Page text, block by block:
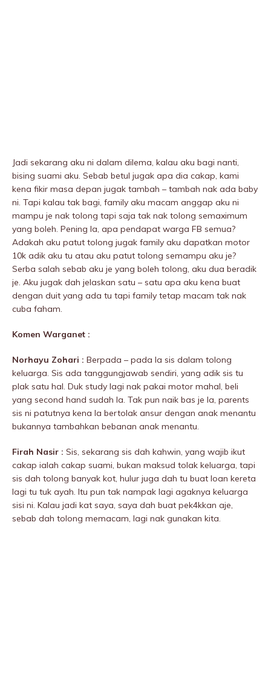
Jadi sekarang aku ni dalam diIema, kalau aku bagi nanti,
bising suami aku. Sebab betul jugak apa dia cakap, kami
kena fikir masa depan jugak tambah – tambah nak ada baby
ni. Tapi kalau tak bagi, family aku macam anggap aku ni
mampu je nak tolong tapi saja tak nak tolong semaximum
yang boleh. Pening la, apa pendapat warga FB semua?
Adakah aku patut tolong jugak family aku dapatkan motor
10k adik aku tu atau aku patut tolong semampu aku je?
Serba salah sebab aku je yang boleh tolong, aku dua beradik
je. Aku jugak dah jelaskan satu – satu apa aku kena buat
dengan duit yang ada tu tapi family tetap macam tak nak
cuba faham.
Komen Warganet :
Norhayu Zohari : Berpada – pada la sis dalam tolong
keluarga. Sis ada tanggungjawab sendiri, yang adik sis tu
plak satu hal. Duk study lagi nak pakai motor mahal, beli
yang second hand sudah la. Tak pun naik bas je la, parents
sis ni patutnya kena la bertolak ansur dengan anak menantu
bukannya tambahkan bebanan anak menantu.
Firah Nasir : Sis, sekarang sis dah kahwin, yang wajib ikut
cakap ialah cakap suami, bukan maksud tolak keluarga, tapi
sis dah tolong banyak kot, hulur juga dah tu buat loan kereta
lagi tu tuk ayah. Itu pun tak nampak lagi agaknya keluarga
sisi ni. Kalau jadi kat saya, saya dah buat pek4kkan aje,
sebab dah tolong memacam, lagi nak gunakan kita.